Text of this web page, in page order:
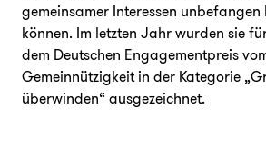
gemeinsamer Interessen unbefangen
können. Im letzten Jahr wurden sie
dem Deutschen Engagementpreis
Gemeinnützigkeit in der Kategorie
überwinden“ ausgezeichnet.